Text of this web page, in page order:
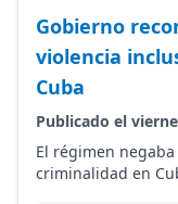
Gobierno
violencia
Cuba
Publicado el
El régimen
criminalidad en